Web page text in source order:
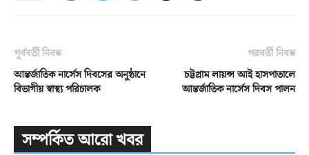
পূর্ববর্তী নিবন্ধ
আন্তর্জাতিক নার্সেস দিবসের অনুষ্ঠানে
বিভাগীয় স্বাস্থ্য পরিচালক
পরবর্তী নিবন্ধ
চট্টগ্রাম লায়ন্স আই হাসপাতালে
আন্তর্জাতিক নার্সেস দিবস পালন
সম্পর্কিত আরো খবর